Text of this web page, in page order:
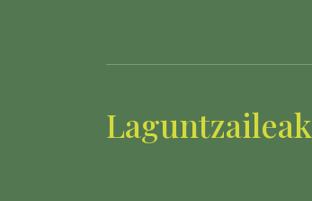
Laguntzaileak